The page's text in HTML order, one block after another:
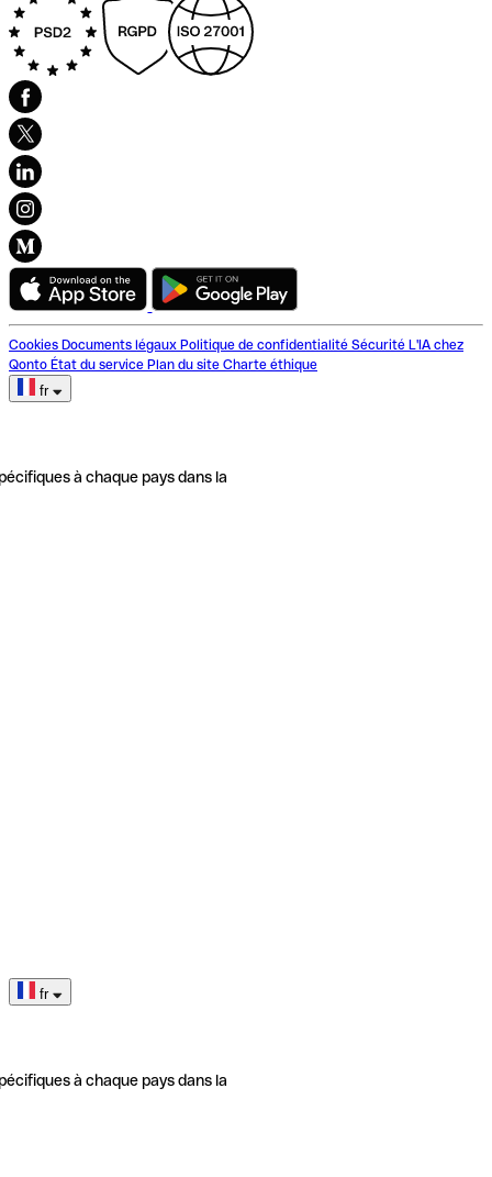
Cookies Documents légaux Politique de confidentialité Sécurité L'IA chez
Qonto État du service Plan du site Charte éthique
fr
à chaque pays dans la
fr
à chaque pays dans la